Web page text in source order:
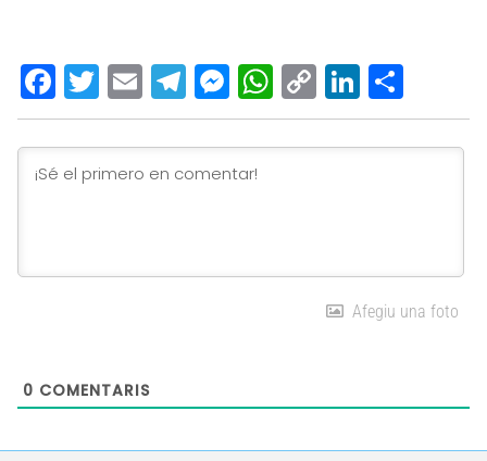
Facebook
Twitter
EmailTelegram
Messenger
WhatsApp
Copy
Link
Afegiu una foto
0 COMENTARIS